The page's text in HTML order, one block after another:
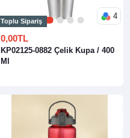
2 3 4
Toplu Sipariş
4
0,00TL
KP02125-0882 Çelik Kupa / 400
Ml